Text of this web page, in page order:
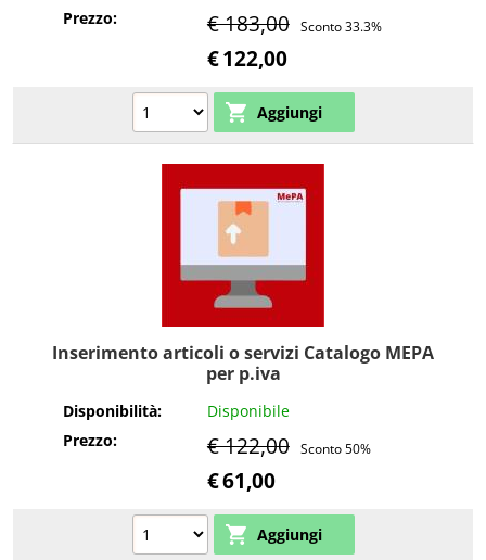
Prezzo:
€ 183,00 Sconto 33.3%
€122,00
Inserimento articoli o servizi Catalogo MEPA
per p.iva
Disponibilità:
Disponibile
Prezzo:
€ 122,00 Sconto 50%
€61,00